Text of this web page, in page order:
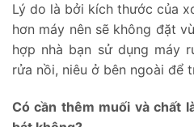
Lý do là bởi kích thước của
hơn máy nên sẽ không đặt
hợp nhà bạn sử dụng máy
rửa nồi, niêu ở bên ngoài để
Có cần thêm muối và chất